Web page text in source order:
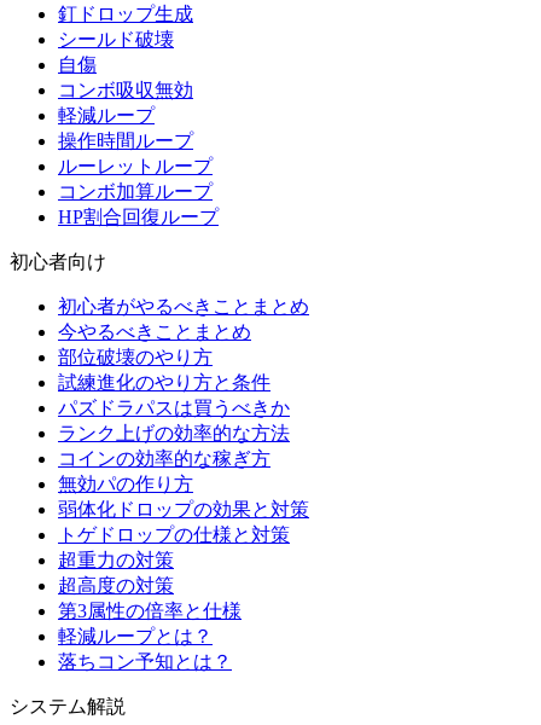
釘ドロップ生成
シールド破壊
自傷
コンボ吸収無効
軽減ループ
操作時間ループ
ルーレットループ
コンボ加算ループ
HP割合回復ループ
初心者向け
初心者がやるべきことまとめ
今やるべきことまとめ
部位破壊のやり方
試練進化のやり方と条件
パズドラパスは買うべきか
ランク上げの効率的な方法
コインの効率的な稼ぎ方
無効パの作り方
弱体化ドロップの効果と対策
トゲドロップの仕様と対策
超重力の対策
超高度の対策
第3属性の倍率と仕様
軽減ループとは？
落ちコン予知とは？
システム解説